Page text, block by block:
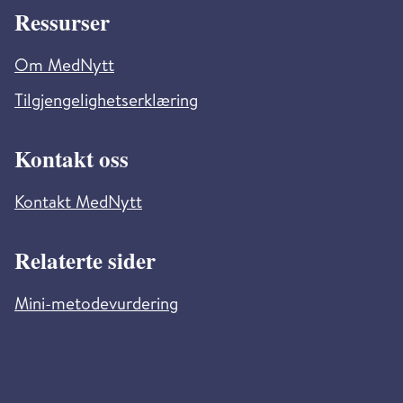
Ressurser
Om MedNytt
Tilgjengelighetserklæring
Kontakt oss
Kontakt MedNytt
Relaterte sider
Mini-metodevurdering